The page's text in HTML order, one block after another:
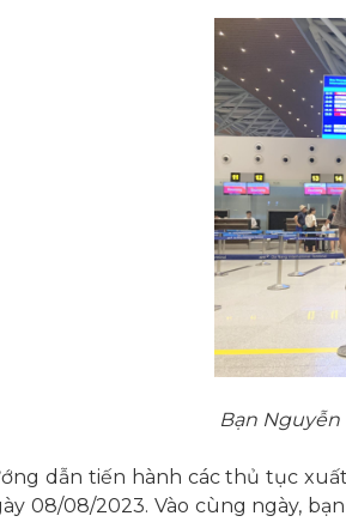
Bạn Nguyễn
dẫn tiến hành các thủ tục
08/08/2023. Vào cùng ngày,